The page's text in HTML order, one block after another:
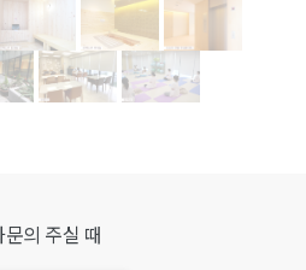
문의 주실 때